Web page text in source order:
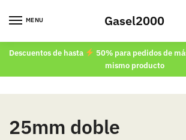
MENU Gasel2000
Descuentos de hasta
50% para pedidos de
mismo producto
25mm doble